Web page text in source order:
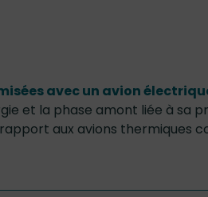
avec un avion
et la phase amont liée à sa
aux avions thermiques